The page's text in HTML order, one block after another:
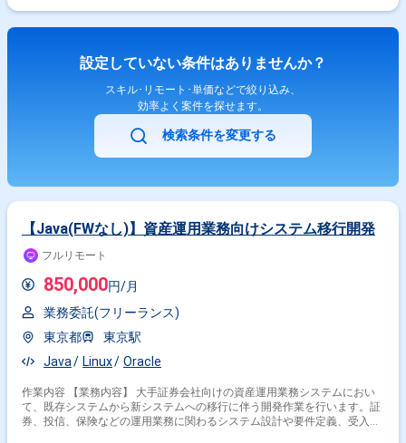
設定していない条件はありませんか？
スキル･リモート･単価などで絞り込み、
効率よく案件を探せます。
検索条件を変更する
【Java(FWなし)】資産運用業務向けシステム移行開発
フルリモート
850,000円/月
業務委託(フリーランス)
東京都
東京駅
Java
Linux Oracle
作業内容 【業務内容】 大手証券会社向けの資産運用業務システムにおい
て、既存システムから新システムへの移行に伴う開発作業を行います。証
券、投信、保険などの運用業務に関わるシステム設計や要件定義、受入テ